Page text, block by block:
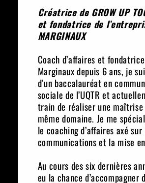
Créatrice de GROW UP
et fondatrice de
MARGINAUX
Coach d’affaires et
Marginaux depuis 6 ans, je
d’un baccalauréat en
sociale de l’UQTR et
train de réaliser une maîtrise
même domaine. Je me
le coaching d’affaires axé sur
communications et la mise
Au cours des six dernières
eu la chance d’accompagner